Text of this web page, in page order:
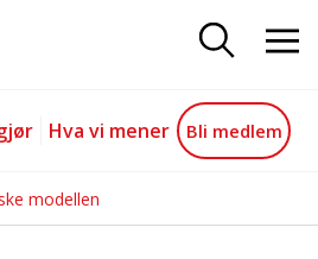
modellen
Hva vi mener Bli medlem
modellen